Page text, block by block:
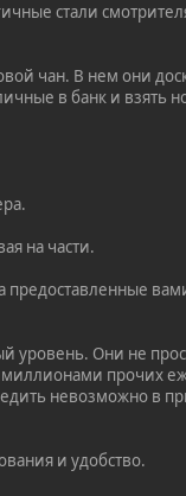
стали
чан. В нем они
в банк и взять
на части.
уровень. Они не
миллионами прочих
невозможно в
и удобство.